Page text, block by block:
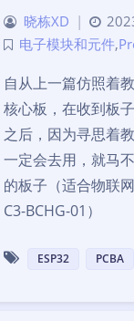
晓栋XD |
电子模块和元件,
自从上一篇仿照着
核心板，在收到板
之后，因为寻思着
一定会去用，就马
的板子（适合物联
C3-BCHG-01）
ESP32 PCBA